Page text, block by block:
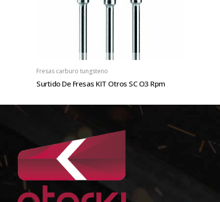
Fresas carburo tungsteno
Surtido De Fresas KIT Otros SC O3 Rpm